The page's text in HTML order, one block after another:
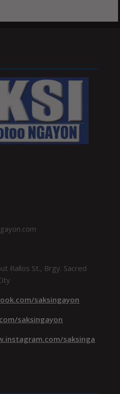
Rallos St., Brgy. Sacred
saksingayon
saksingayon
saksinga